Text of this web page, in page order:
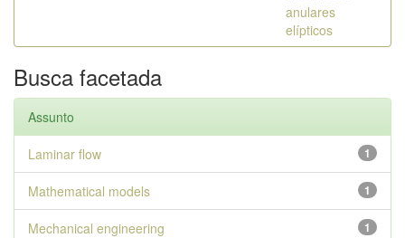
anulares
elípticos
Busca facetada
Assunto
1
Laminar flow
1
Mathematical models
1
Mechanical engineering